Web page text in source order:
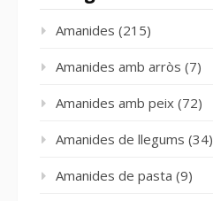
Amanides (215)
Amanides amb arròs (7)
Amanides amb peix (72)
Amanides de llegums (34)
Amanides de pasta (9)